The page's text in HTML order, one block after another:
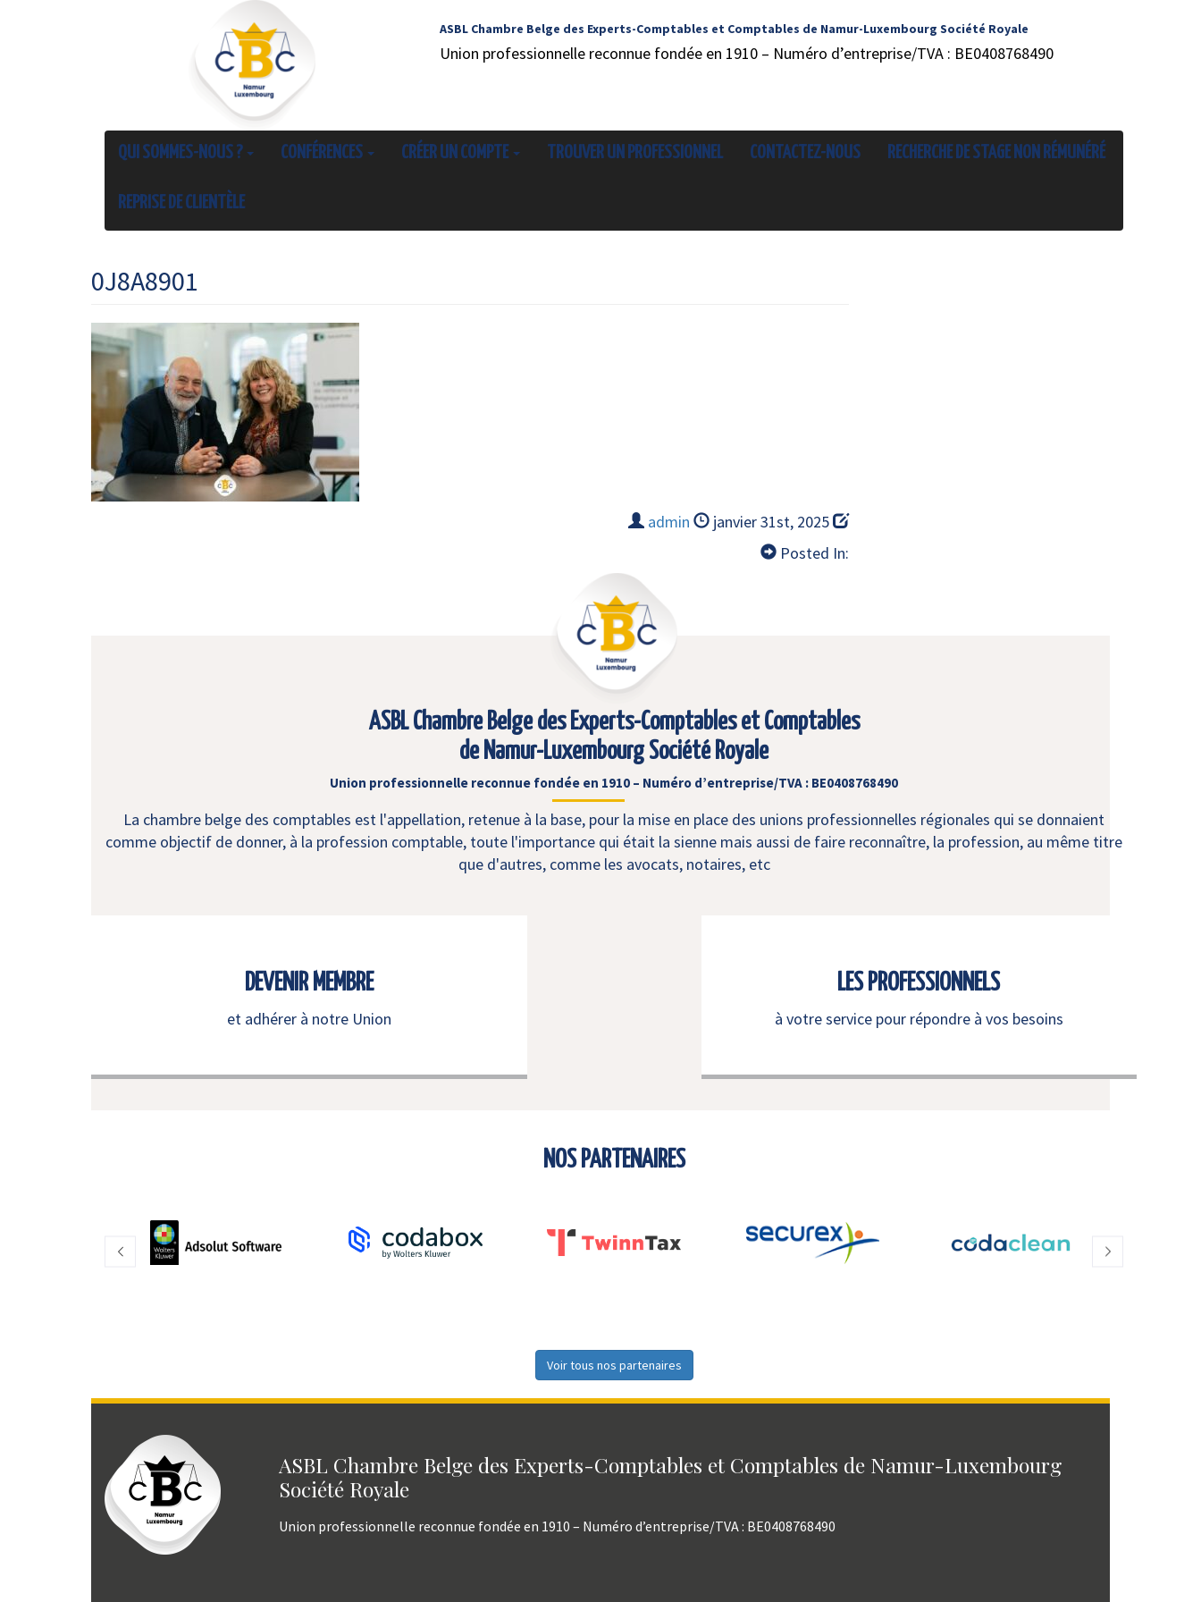
ASBL Chambre Belge des Experts-Comptables et Comptables de Namur-Luxembourg Société Royale
Union professionnelle reconnue fondée en 1910 – Numéro d’entreprise/TVA : BE0408768490
QUI SOMMES-NOUS ? CONFÉRENCES CRÉER UN COMPTE TROUVER UN PROFESSIONNEL CONTACTEZ-NOUS RECHERCHE DE STAGE NON RÉMUNÉRÉ
REPRISE DE CLIENTÈLE
0J8A8901
admin
janvier 31st, 2025
Posted In:
ASBL Chambre Belge des Experts-Comptables et Comptables
de Namur-Luxembourg Société Royale
Union professionnelle reconnue fondée en 1910 – Numéro d’entreprise/TVA : BE0408768490
La chambre belge des comptables est l'appellation, retenue à la base, pour la mise en place des unions professionnelles régionales qui se donnaient
comme objectif de donner, à la profession comptable, toute l'importance qui était la sienne mais aussi de faire reconnaître, la profession, au même titre
que d'autres, comme les avocats, notaires, etc
DEVENIR MEMBRE
et adhérer à notre Union
LES PROFESSIONNELS
à votre service pour répondre à vos besoins
NOS PARTENAIRES
Voir tous nos partenaires
ASBL Chambre Belge des Experts-Comptables et Comptables de Namur-Luxembourg
Société Royale
Union professionnelle reconnue fondée en 1910 – Numéro d’entreprise/TVA : BE0408768490